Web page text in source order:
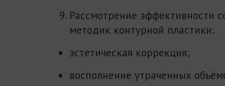
Рассмотрение эффективности
методик контурной пластики:
эстетическая коррекция;
восполнение утраченных